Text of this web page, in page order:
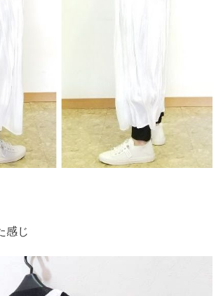
感じ